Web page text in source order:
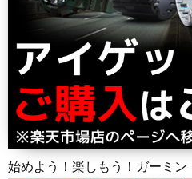
始めよう！楽しもう！ガーミン